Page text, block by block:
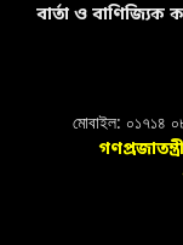
বার্তা ও বাণিজ্যিক
মোবাইল: